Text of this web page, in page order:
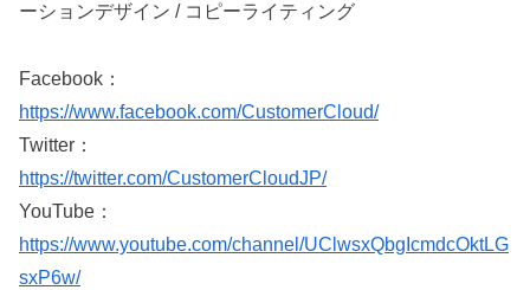
ーションデザイン / コピーライティング
Facebook：
https://www.facebook.com/CustomerCloud/
Twitter：
https://twitter.com/CustomerCloudJP/
YouTube：
https://www.youtube.com/channel/UClwsxQbgIcmdcOktLG
sxP6w/